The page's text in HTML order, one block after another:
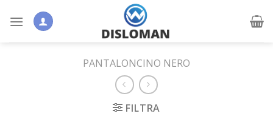
PANTALONCINO NERO
FILTRA